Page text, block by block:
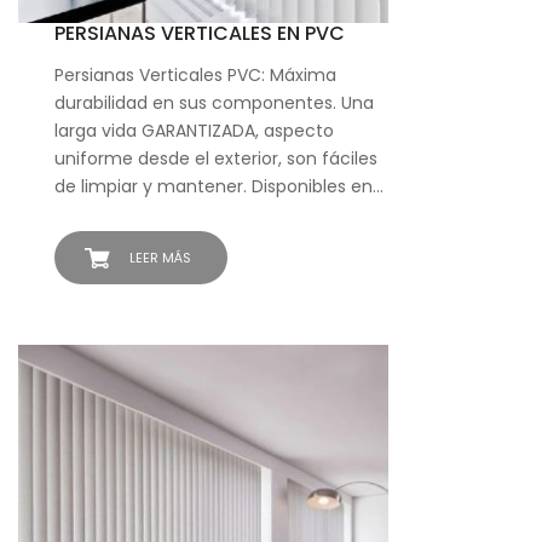
LEER MÁS
PERSIANAS VERTICALES EN PVC
Persianas Verticales PVC: Máxima
durabilidad en sus componentes. Una
larga vida GARANTIZADA, aspecto
uniforme desde el exterior, son fáciles
de limpiar y mantener. Disponibles en…